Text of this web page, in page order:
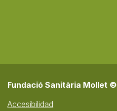
Fundació Sanitària Mollet ©
Accesibilidad